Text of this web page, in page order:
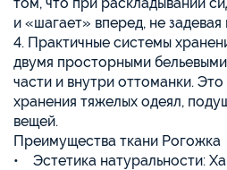
и «шагает» вперед, не
4. Практичные системы
двумя просторными
части и внутри оттоманки.
хранения тяжелых одеял,
вещей.
Преимущества ткани Рогожка
• Эстетика натуральности: